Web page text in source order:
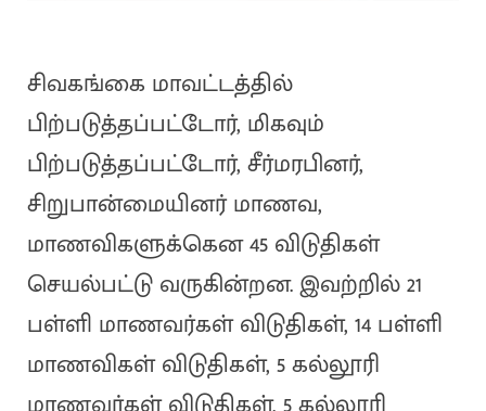
சிவகங்கை மாவட்டத்தில்
பிற்படுத்தப்பட்டோர், மிகவும்
பிற்படுத்தப்பட்டோர், சீர்மரபினர்,
சிறுபான்மையினர் மாணவ,
மாணவிகளுக்கென 45 விடுதிகள்
செயல்பட்டு வருகின்றன. இவற்றில் 21
பள்ளி மாணவர்கள் விடுதிகள், 14 பள்ளி
மாணவிகள் விடுதிகள், 5 கல்லூரி